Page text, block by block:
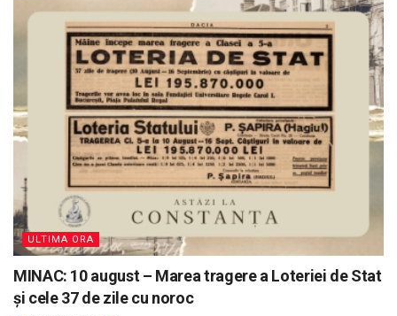
ULTIMA ORA
MINAC: 10 august – Marea tragere a Loteriei de Stat
și cele 37 de zile cu noroc